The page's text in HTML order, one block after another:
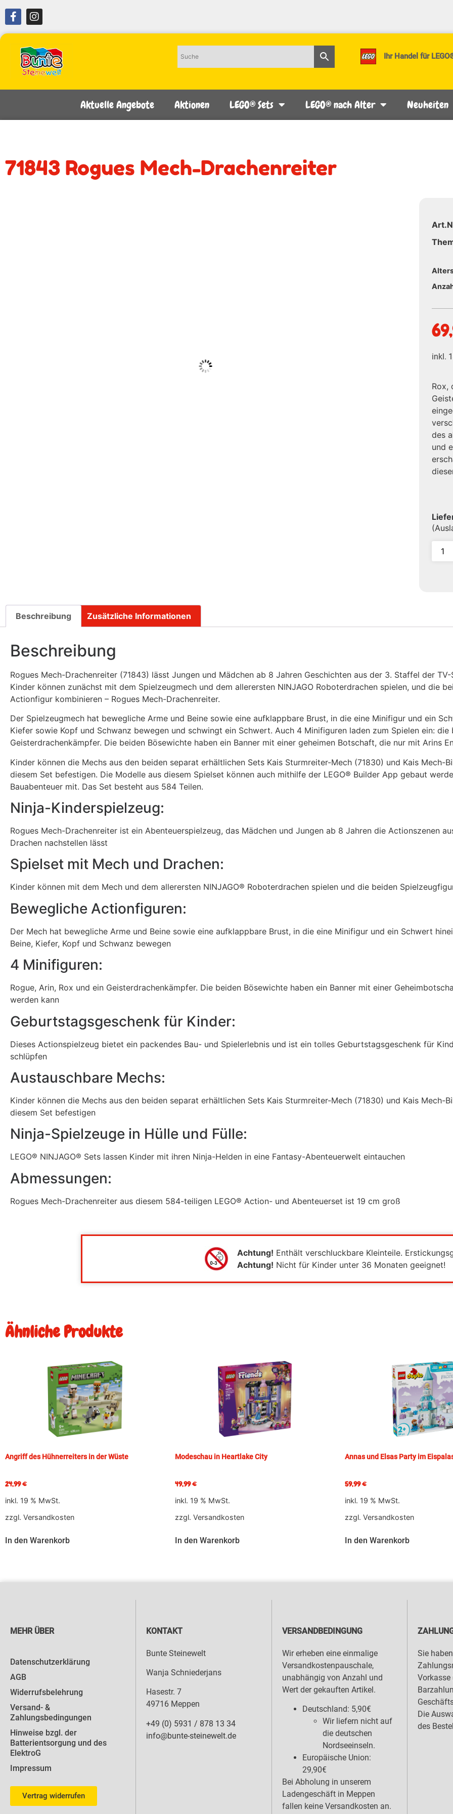
Ihr Handel für
Aktuelle Angebote Aktionen LEGO® Sets LEGO® nach Alter Neuheiten
71843 Rogues Mech-Drachenreiter
inkl.
Rox,
des
und
Beschreibung Zusätzliche Informationen
Beschreibung
Rogues Mech-Drachenreiter (71843) lässt Jungen und Mädchen ab 8 Jahren Geschichten aus der 3. Staffel der
Kinder können zunächst mit dem Spielzeugmech und dem allerersten NINJAGO Roboterdrachen spielen, und die
Actionfigur kombinieren – Rogues Mech-Drachenreiter.
Der Spielzeugmech hat bewegliche Arme und Beine sowie eine aufklappbare Brust, in die eine Minifigur und ein
Kiefer sowie Kopf und Schwanz bewegen und schwingt ein Schwert. Auch 4 Minifiguren laden zum Spielen ein:
Geisterdrachenkämpfer. Die beiden Bösewichte haben ein Banner mit einer geheimen Botschaft, die nur mit Arins
Kinder können die Mechs aus den beiden separat erhältlichen Sets Kais Sturmreiter-Mech (71830) und Kais Mech-
diesem Set befestigen. Die Modelle aus diesem Spielset können auch mithilfe der LEGO® Builder App gebaut
Bauabenteuer mit. Das Set besteht aus 584 Teilen.
Ninja-Kinderspielzeug:
Rogues Mech-Drachenreiter ist ein Abenteuerspielzeug, das Mädchen und Jungen ab 8 Jahren die Actionszenen
Drachen nachstellen lässt
Spielset mit Mech und Drachen:
Kinder können mit dem Mech und dem allerersten NINJAGO® Roboterdrachen spielen und die beiden
Bewegliche Actionfiguren:
Der Mech hat bewegliche Arme und Beine sowie eine aufklappbare Brust, in die eine Minifigur und ein Schwert
Beine, Kiefer, Kopf und Schwanz bewegen
4 Minifiguren:
Rogue, Arin, Rox und ein Geisterdrachenkämpfer. Die beiden Bösewichte haben ein Banner mit einer
werden kann
Geburtstagsgeschenk für Kinder:
Dieses Actionspielzeug bietet ein packendes Bau- und Spielerlebnis und ist ein tolles Geburtstagsgeschenk für
schlüpfen
Austauschbare Mechs:
Kinder können die Mechs aus den beiden separat erhältlichen Sets Kais Sturmreiter-Mech (71830) und Kais Mech-
diesem Set befestigen
Ninja-Spielzeuge in Hülle und Fülle:
LEGO® NINJAGO® Sets lassen Kinder mit ihren Ninja-Helden in eine Fantasy-Abenteuerwelt eintauchen
Abmessungen:
Rogues Mech-Drachenreiter aus diesem 584-teiligen LEGO® Action- und Abenteuerset ist 19 cm groß
Achtung! Enthält verschluckbare Kleinteile.
Achtung! Nicht für Kinder unter 36 Monaten geeignet!
Ähnliche Produkte
Angriff des Hühnerreiters in der Wüste
24,99€
inkl. 19 % MwSt.
zzgl. Versandkosten
In den Warenkorb
Modeschau in Heartlake City
49,99€
inkl. 19 % MwSt.
zzgl. Versandkosten
In den Warenkorb
Annas und Elsas Party im
59,99€
inkl. 19 % MwSt.
zzgl. Versandkosten
In den Warenkorb
MEHR ÜBER
Datenschutzerklärung
AGB
Widerrufsbelehrung
Versand- &
Zahlungsbedingungen
Hinweise bzgl. der
Batterientsorgung und des
ElektroG
Impressum
Vertrag widerrufen
KONTAKT
Bunte Steinewelt
Wanja Schniederjans
Hasestr. 7
49716 Meppen
+49 (0) 5931 / 878 13 34
info@bunte-steinewelt.de
VERSANDBEDINGUNG
Wir erheben eine einmalige
Versandkostenpauschale,
unabhängig von Anzahl und
Wert der gekauften Artikel.
Deutschland: 5,90€
Wir liefern nicht auf
die deutschen
Nordseeinseln.
Europäische Union:
29,90€
Bei Abholung in unserem
Ladengeschäft in Meppen
fallen keine Versandkosten an.
Sie
Vorkasse
Die
des